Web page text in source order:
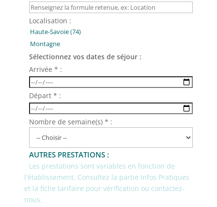
Localisation :
Sélectionnez vos dates de séjour :
Arrivée * :
Départ * :
Nombre de semaine(s) * :
AUTRES PRESTATIONS :
Les prestations sont variables en fonction de
l'établissement. Consultez la partie Infos Pratiques
et la fiche tarifaire pour vérification ou contactez-
nous.